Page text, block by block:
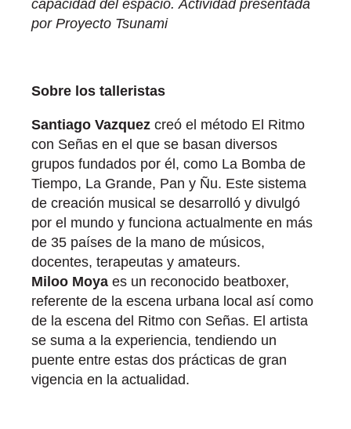
capacidad del espacio. Actividad presentada
por Proyecto Tsunami
Sobre los talleristas
Santiago Vazquez creó el método El Ritmo
con Señas en el que se basan diversos
grupos fundados por él, como La Bomba de
Tiempo, La Grande, Pan y Ñu. Este sistema
de creación musical se desarrolló y divulgó
por el mundo y funciona actualmente en más
de 35 países de la mano de músicos,
docentes, terapeutas y amateurs.
Miloo Moya es un reconocido beatboxer,
referente de la escena urbana local así como
de la escena del Ritmo con Señas. El artista
se suma a la experiencia, tendiendo un
puente entre estas dos prácticas de gran
vigencia en la actualidad.